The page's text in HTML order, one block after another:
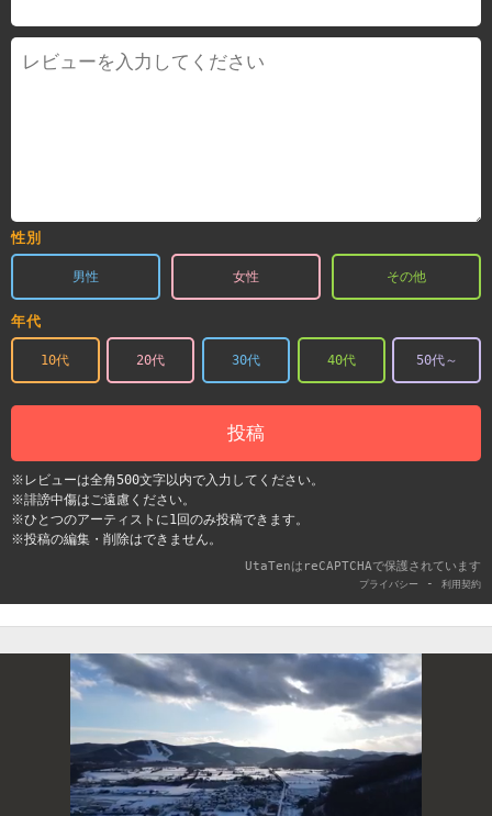
性別
男性 女性 その他
年代
10代 20代 30代 40代 50代～
投稿
※レビューは全角500文字以内で入力してください。
※誹謗中傷はご遠慮ください。
※ひとつのアーティストに1回のみ投稿できます。
※投稿の編集・削除はできません。
UtaTenはreCAPTCHAで保護されています
プライバシー - 利用契約